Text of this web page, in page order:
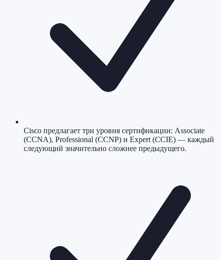
Cisco предлагает три уровня сертификации: Associate
(CCNA), Professional (CCNP) и Expert (CCIE) — каждый
следующий значительно сложнее предыдущего.